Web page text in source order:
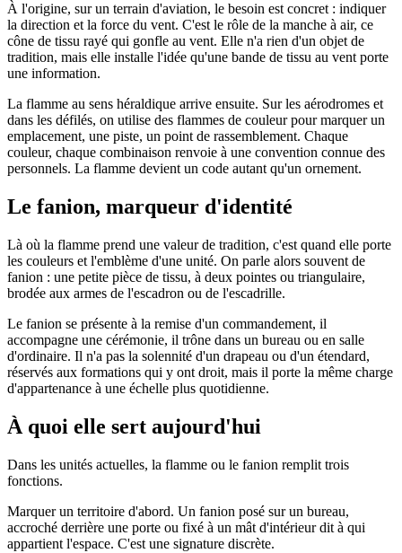
À l'origine, sur un terrain d'aviation, le besoin est concret : indiquer
la direction et la force du vent. C'est le rôle de la manche à air, ce
cône de tissu rayé qui gonfle au vent. Elle n'a rien d'un objet de
tradition, mais elle installe l'idée qu'une bande de tissu au vent porte
une information.
La flamme au sens héraldique arrive ensuite. Sur les aérodromes et
dans les défilés, on utilise des flammes de couleur pour marquer un
emplacement, une piste, un point de rassemblement. Chaque
couleur, chaque combinaison renvoie à une convention connue des
personnels. La flamme devient un code autant qu'un ornement.
Le fanion, marqueur d'identité
Là où la flamme prend une valeur de tradition, c'est quand elle porte
les couleurs et l'emblème d'une unité. On parle alors souvent de
fanion : une petite pièce de tissu, à deux pointes ou triangulaire,
brodée aux armes de l'escadron ou de l'escadrille.
Le fanion se présente à la remise d'un commandement, il
accompagne une cérémonie, il trône dans un bureau ou en salle
d'ordinaire. Il n'a pas la solennité d'un drapeau ou d'un étendard,
réservés aux formations qui y ont droit, mais il porte la même charge
d'appartenance à une échelle plus quotidienne.
À quoi elle sert aujourd'hui
Dans les unités actuelles, la flamme ou le fanion remplit trois
fonctions.
Marquer un territoire d'abord. Un fanion posé sur un bureau,
accroché derrière une porte ou fixé à un mât d'intérieur dit à qui
appartient l'espace. C'est une signature discrète.